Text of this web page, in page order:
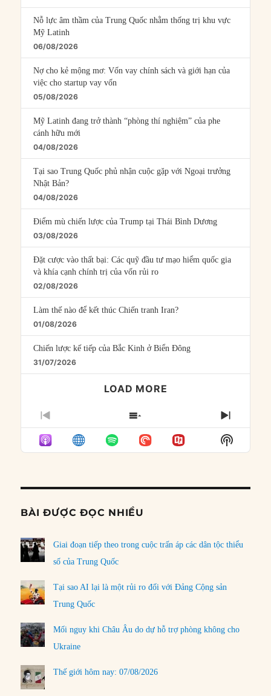
Nỗ lực âm thầm của Trung Quốc nhằm thống trị khu vực
Mỹ Latinh
06/08/2026
Nợ cho kẻ mộng mơ: Vốn vay chính sách và giới hạn của
việc cho startup vay vốn
05/08/2026
Mỹ Latinh đang trở thành “phòng thí nghiệm” của phe
cánh hữu mới
04/08/2026
Tại sao Trung Quốc phủ nhận cuộc gặp với Ngoại trưởng
Nhật Bản?
04/08/2026
Điểm mù chiến lược của Trump tại Thái Bình Dương
03/08/2026
Đặt cược vào thất bại: Các quỹ đầu tư mạo hiểm quốc gia
và khía cạnh chính trị của vốn rủi ro
02/08/2026
Làm thế nào để kết thúc Chiến tranh Iran?
01/08/2026
Chiến lược kế tiếp của Bắc Kinh ở Biển Đông
31/07/2026
LOAD MORE
PREVIOUS
EPISODE
SHOW
EPISODES
LIST
NEXT
Show
Podcast
BÀI ĐƯỢC ĐỌC NHIỀU
Giai đoạn tiếp theo trong cuộc trấn áp các dân tộc thiểu
số của Trung Quốc
Tại sao AI lại là một rủi ro đối với Đảng Cộng sản
Trung Quốc
Mối nguy khi Châu Âu do dự hỗ trợ phòng không cho
Ukraine
Thế giới hôm nay: 07/08/2026